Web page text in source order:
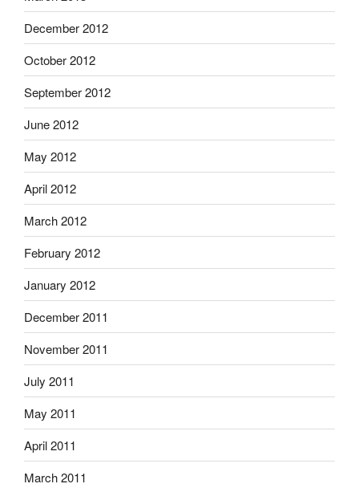
December 2012
October 2012
September 2012
June 2012
May 2012
April 2012
March 2012
February 2012
January 2012
December 2011
November 2011
July 2011
May 2011
April 2011
March 2011